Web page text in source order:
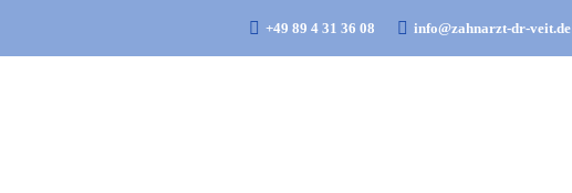
+49 89 4 31 36 08 info@zahnarzt-dr-veit.de